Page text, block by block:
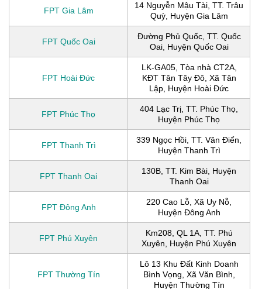
FPT Gia Lâm
14 Nguyễn Mậu Tài, TT. Trâu
Quỳ, Huyện Gia Lâm
FPT Quốc Oai
Đường Phủ Quốc, TT. Quốc
Oai, Huyện Quốc Oai
FPT Hoài Đức
LK-GA05, Tòa nhà CT2A,
KĐT Tân Tây Đô, Xã Tân
Lập, Huyện Hoài Đức
FPT Phúc Thọ
404 Lạc Trị, TT. Phúc Thọ,
Huyện Phúc Thọ
FPT Thanh Trì
339 Ngọc Hồi, TT. Văn Điển,
Huyện Thanh Trì
FPT Thanh Oai
130B, TT. Kim Bài, Huyện
Thanh Oai
FPT Đông Anh
220 Cao Lỗ, Xã Uy Nỗ,
Huyện Đông Anh
FPT Phú Xuyên
Km208, QL 1A, TT. Phú
Xuyên, Huyện Phú Xuyên
FPT Thường Tín
Lô 13 Khu Đất Kinh Doanh
Bình Vọng, Xã Văn Bình,
Huyện Thường Tín